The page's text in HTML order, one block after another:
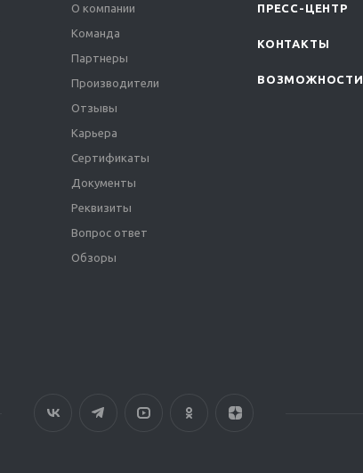
О компании
Команда
Партнеры
Производители
Отзывы
Карьера
Сертификаты
Документы
Реквизиты
Вопрос ответ
Обзоры
ПРЕСС-ЦЕНТР
КОНТАКТЫ
ВОЗМОЖНОСТИ